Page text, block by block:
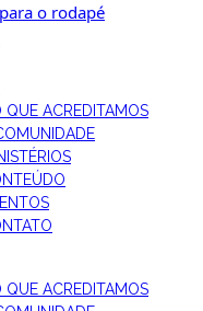
o rodapé
QUE ACREDITAMOS
QUE ACREDITAMOS